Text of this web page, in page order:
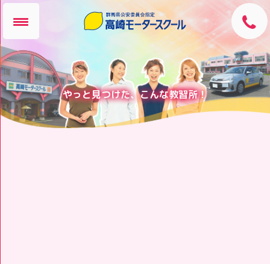
やっと見つけた、こんな教習所！